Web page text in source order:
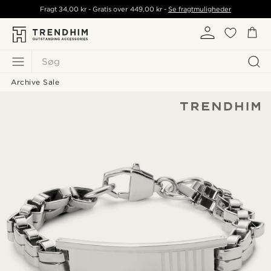
Søg
Fragt34,00 kr - Gratis over 449,00 kr- Se fragtmuligheder
Archive Sale